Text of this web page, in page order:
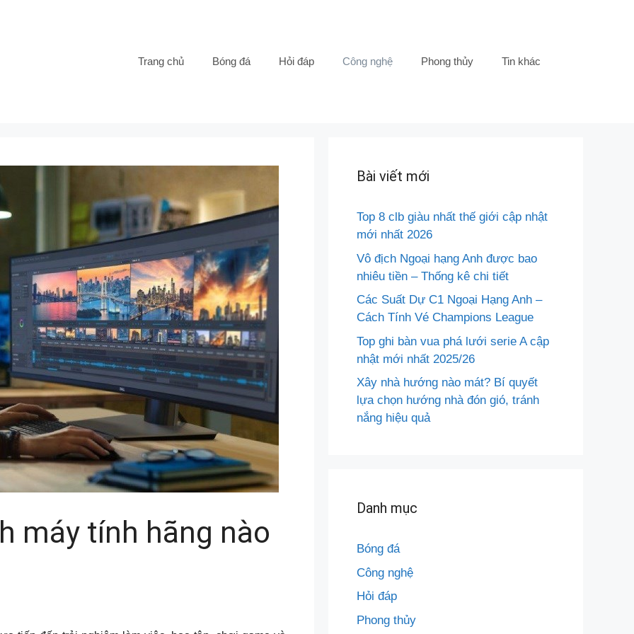
Trang chủ Bóng đá Hỏi đáp Công nghệ Phong thủy Tin khác
máy tính hãng nào
Bài viết mới
Top 8 clb giàu nhất thế giới cập nhật
mới nhất 2026
Vô địch Ngoại hạng Anh được bao
nhiêu tiền – Thống kê chi tiết
Các Suất Dự C1 Ngoại Hạng Anh –
Cách Tính Vé Champions League
Top ghi bàn vua phá lưới serie A cập
nhật mới nhất 2025/26
Xây nhà hướng nào mát? Bí quyết
lựa chọn hướng nhà đón gió, tránh
nắng hiệu quả
Danh mục
Bóng đá
Công nghệ
Hỏi đáp
Phong thủy